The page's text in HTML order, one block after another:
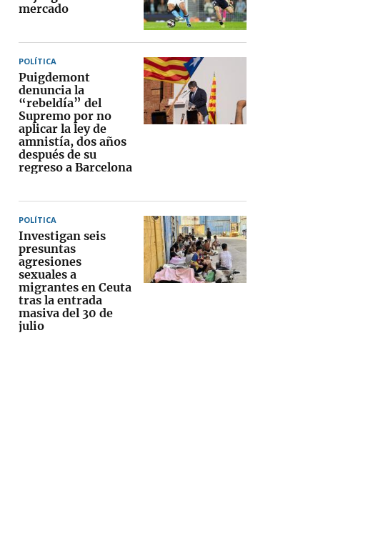
mercado
POLÍTICA
Puigdemont
denuncia la
“rebeldía” del
Supremo por no
aplicar la ley de
amnistía, dos años
después de su
regreso a Barcelona
POLÍTICA
Investigan seis
presuntas
agresiones
sexuales a
migrantes en Ceuta
tras la entrada
masiva del 30 de
julio